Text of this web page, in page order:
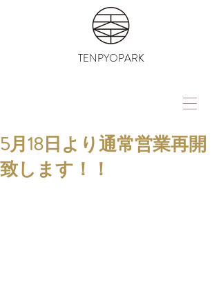
TENPYOPARK
5月18日より通常営業再開
致します！！